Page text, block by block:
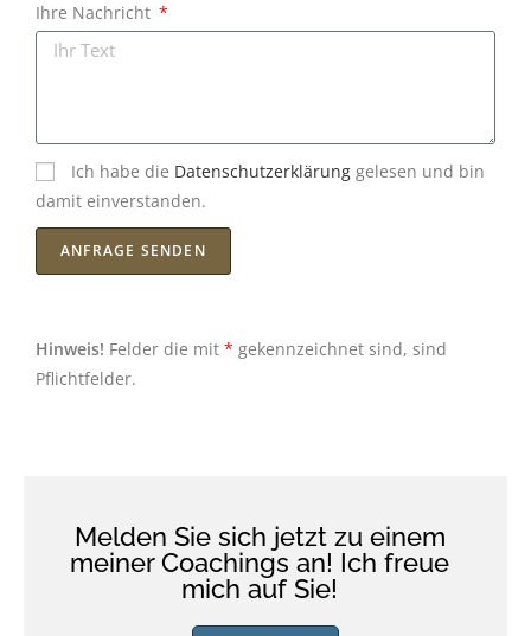
Ihre Nachricht
Ich habe die Datenschutzerklärung gelesen und bin
damit einverstanden.
ANFRAGE SENDEN
Hinweis! Felder die mit * gekennzeichnet sind, sind
Pflichtfelder.
Melden Sie sich jetzt zu einem
meiner Coachings an! Ich freue
mich auf Sie!